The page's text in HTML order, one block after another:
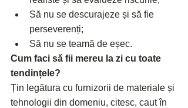
Să nu se descurajeze și să fie
perseverenți;
Să nu se teamă de eșec.
Cum faci să fii mereu la zi cu toate
tendințele?
Țin legătura cu furnizorii de materiale și
tehnologii din domeniu, citesc, caut în